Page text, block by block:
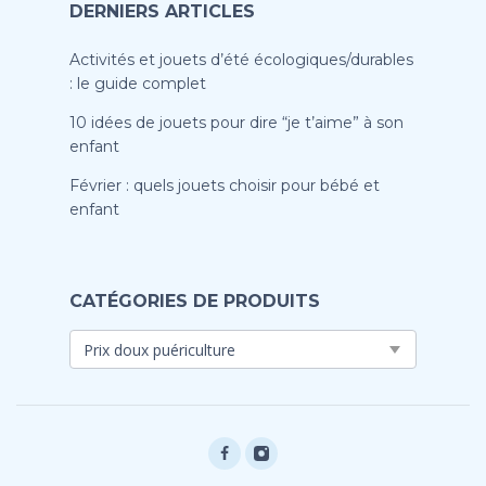
DERNIERS ARTICLES
Activités et jouets d’été écologiques/durables
: le guide complet
10 idées de jouets pour dire “je t’aime” à son
enfant
Février : quels jouets choisir pour bébé et
enfant
CATÉGORIES DE PRODUITS